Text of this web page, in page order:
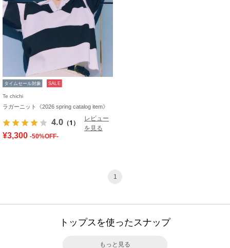
タイムセール対象 SALE
Te chichi
ラガーニット《2026 spring catalog item》
4.0 （1）
レビュー
を見る
¥3,300 -50%OFF-
1
トップスを使ったスナップ
もっと見る